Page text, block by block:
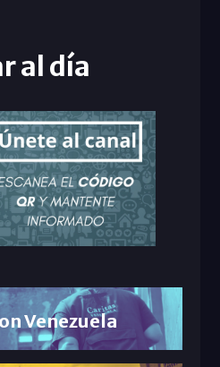
al día
Venezuela